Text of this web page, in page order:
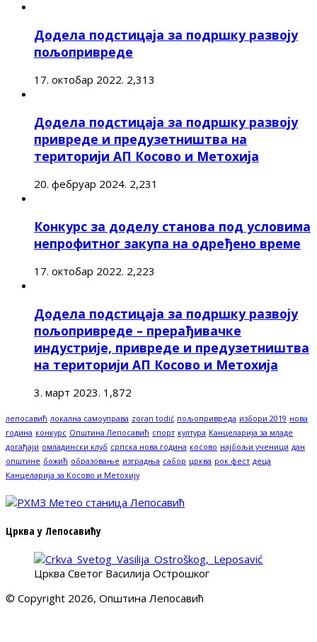
Додела подстицаја за подршку развоју
пољопривреде
17. октобар 2022. 2,313
Додела подстицаја за подршку развоју
привреде и предузетништва на
територији АП Косово и Метохија
20. фебруар 2024. 2,231
Конкурс за доделу станова под условима
непрофитног закупа на одређено време
17. октобар 2022. 2,223
Додела подстицаја за подршку развоју
пољопривреде – прерађивачке
индустрије, привреде и предузетништва
на територији АП Косово и Метохија
3. март 2023. 1,872
лепосавић локална самоуправа zoran todić пољопривреда избори 2019 нова
година конкурс Општина Лепосавић спорт култура Канцеларија за младе
догађаји омладински клуб српска нова година косово најбољи ученици дан
општине божић образовање изградња сабор црква рок фест деца
Канцеларија за Косово и Метохију
Црква у Лепосавићу
Црква Светог Василија Острошког
© Copyright 2026, Општина Лепосавић